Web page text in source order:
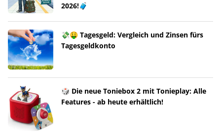
2026!🧳
💸🤑 Tagesgeld: Vergleich und Zinsen fürs
Tagesgeldkonto
🎲 Die neue Toniebox 2 mit Tonieplay: Alle
Features - ab heute erhältlich!